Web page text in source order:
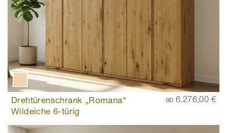
Drehtürenschrank „Romana“
Wildeiche 6-türig
ab 6.276,00 €